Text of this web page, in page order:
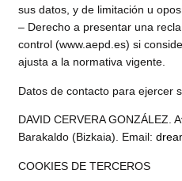
sus datos, y de limitación u
– Derecho a presentar una
control (www.aepd.es) si
ajusta a la normativa vigente.
Datos de contacto para ejercer
DAVID CERVERA GONZÁLEZ.
Barakaldo (Bizkaia). Email:
COOKIES DE TERCEROS